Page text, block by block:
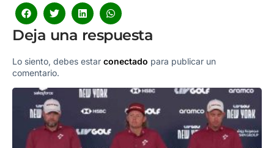
Deja una respuesta
Lo siento, debes estar conectado para publicar un
comentario.